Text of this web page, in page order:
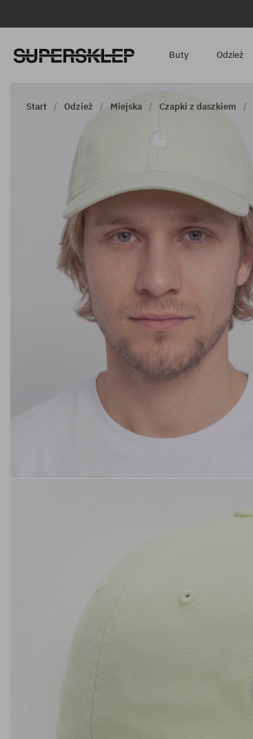
Buty Odzież
Start Odzież Miejska Czapki z daszkiem